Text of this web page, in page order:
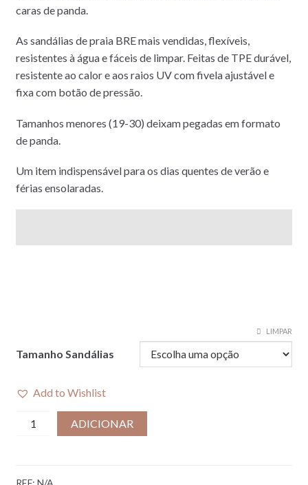
caras de panda.
As sandálias de praia BRE mais vendidas, flexíveis,
resistentes à água e fáceis de limpar. Feitas de TPE durável,
resistente ao calor e aos raios UV com fivela ajustável e
fixa com botão de pressão.
Tamanhos menores (19-30) deixam pegadas em formato
de panda.
Um item indispensável para os dias quentes de verão e
férias ensolaradas.
Tamanho Sandálias
LIMPAR
Add to Wishlist
QuantidadeADICIONAR
REF: N/A